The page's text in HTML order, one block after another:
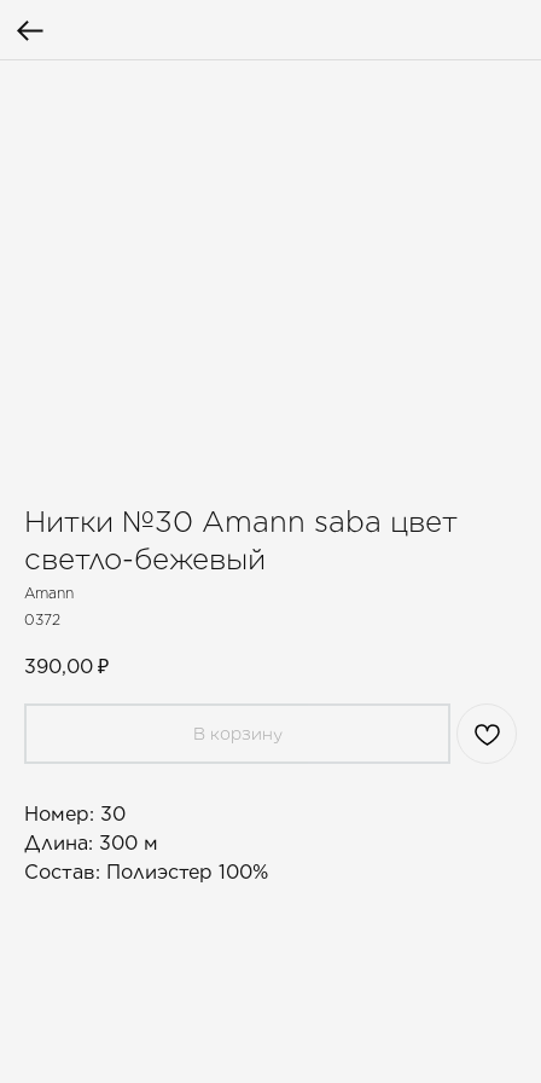
Нитки №30 Amann saba цвет
светло-бежевый
Amann
0372
390,00 ₽
В корзину
Номер: 30
Длина: 300 м
Состав: Полиэстер 100%